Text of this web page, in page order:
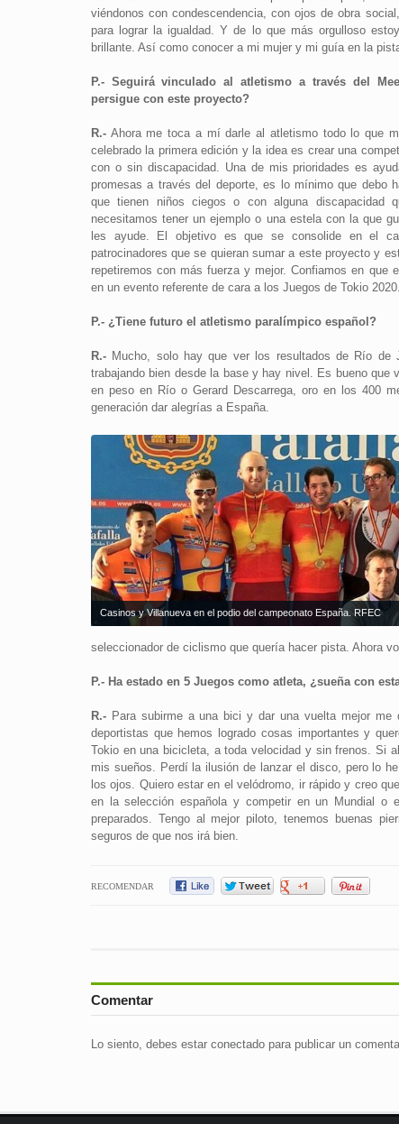
viéndonos con condescendencia, con ojos de obra
para lograr la igualdad. Y de lo que más orgulloso
brillante. Así como conocer a mi mujer y mi guía en la
P.- Seguirá vinculado al atletismo a través del
persigue con este proyecto?
R.-Ahora me toca a mí darle al atletismo todo lo que
celebrado la primera edición y la idea es crear una
con o sin discapacidad. Una de mis prioridades es
promesas a través del deporte, es lo mínimo que debo
que tienen niños ciegos o con alguna discapacidad
necesitamos tener un ejemplo o una estela con la que
les ayude. El objetivo es que se consolide en el
patrocinadores que se quieran sumar a este proyecto y
repetiremos con más fuerza y mejor. Confiamos en que
en un evento referente de cara a los Juegos de Tokio 2020.
P.- ¿Tiene futuro el atletismo paralímpico español?
R.-Mucho, solo hay que ver los resultados de Río de
trabajando bien desde la base y hay nivel. Es bueno
en peso en Río o Gerard Descarrega, oro en los 400
generación dar alegrías a España.
Casinos y Villanueva en el podio del campeonato España. RFEC
seleccionador de ciclismo que quería hacer pista. Ahora
P.- Ha estado en 5 Juegos como atleta, ¿sueña con
R.-Para subirme a una bici y dar una vuelta mejor me
deportistas que hemos logrado cosas importantes y
Tokio en una bicicleta, a toda velocidad y sin frenos. Si
mis sueños. Perdí la ilusión de lanzar el disco, pero lo
los ojos. Quiero estar en el velódromo, ir rápido y creo
en la selección española y competir en un Mundial o
preparados. Tengo al mejor piloto, tenemos buenas
seguros de que nos irá bien.
RECOMENDAR
Comentar
Lo siento, debes estar conectadopara publicar un